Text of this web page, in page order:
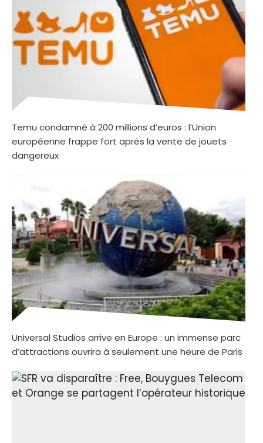
Temu condamné à 200 millions d’euros : l’Union
européenne frappe fort après la vente de jouets
dangereux
Universal Studios arrive en Europe : un immense parc
d’attractions ouvrira à seulement une heure de Paris